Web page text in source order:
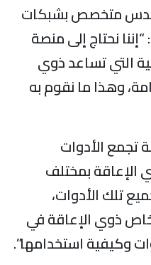
متخصص بشبكات
نحتاج إلى منصة
التي تساعد ذوي
وهذا ما نقوم به
الأدوات
بمختلف
تلك الأدوات،
ذوي الإعاقة في
وكيفية استخدامها”.